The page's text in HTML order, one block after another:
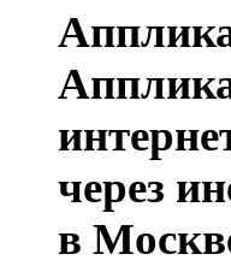
через
в